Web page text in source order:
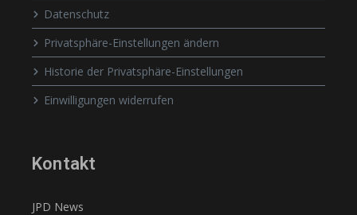
Datenschutz
Privatsphäre-Einstellungen ändern
Historie der Privatsphäre-Einstellungen
Einwilligungen widerrufen
Kontakt
JPD News